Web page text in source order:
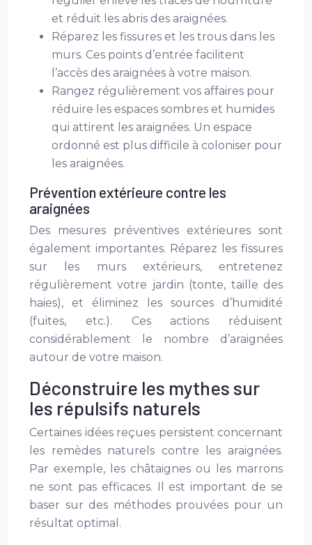
et réduit les abris des araignées.
Réparez les fissures et les trous dans les
murs. Ces points d’entrée facilitent
l’accès des araignées à votre maison.
Rangez régulièrement vos affaires pour
réduire les espaces sombres et humides
qui attirent les araignées. Un espace
ordonné est plus difficile à coloniser pour
les araignées.
Prévention extérieure contre les
araignées
Des mesures préventives extérieures sont
également importantes. Réparez les fissures
sur les murs extérieurs, entretenez
régulièrement votre jardin (tonte, taille des
haies), et éliminez les sources d’humidité
(fuites, etc.). Ces actions réduisent
considérablement le nombre d’araignées
autour de votre maison.
Déconstruire les mythes sur
les répulsifs naturels
Certaines idées reçues persistent concernant
les remèdes naturels contre les araignées.
Par exemple, les châtaignes ou les marrons
ne sont pas efficaces. Il est important de se
baser sur des méthodes prouvées pour un
résultat optimal.